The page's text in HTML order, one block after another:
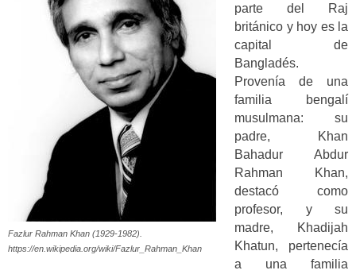
Fazlur Rahman Khan (1929-1982).
https://en.wikipedia.org/wiki/Fazlur_Rahman_Khan
parte del Raj
británico y hoy es la
capital de
Bangladés.
Provenía de una
familia bengalí
musulmana: su
padre, Khan
Bahadur Abdur
Rahman Khan,
destacó como
profesor, y su
madre, Khadijah
Khatun, pertenecía
a una familia